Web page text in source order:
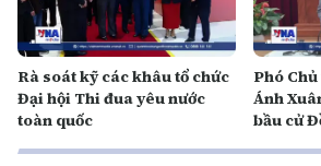
Rà soát kỹ các khâu tổ chức
Đại hội Thi đua yêu nước
toàn quốc
Phó
Ánh
bầu cử